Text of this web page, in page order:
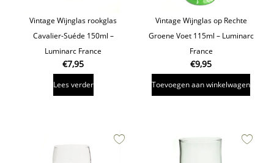
Vintage Wijnglas rookglas
Cavalier-Suéde 150ml –
Luminarc France
€7,95
Lees verder
Vintage Wijnglas op Rechte
Groene Voet 115ml – Luminarc
France
€9,95
Toevoegen aan winkelwagen